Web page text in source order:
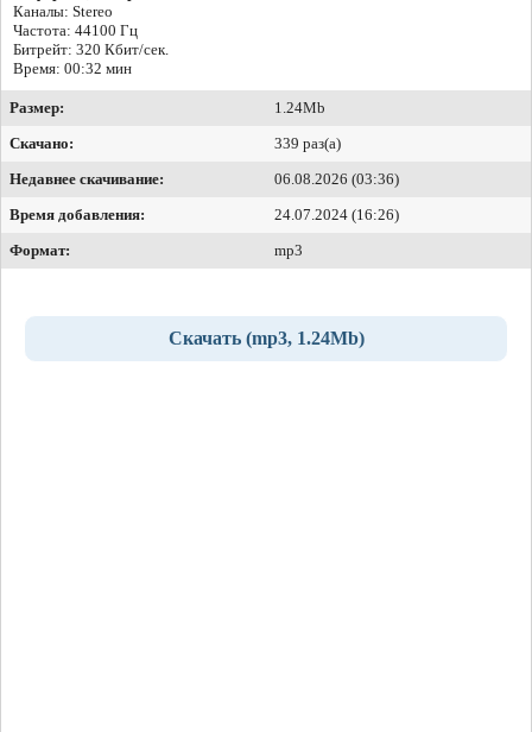
Каналы: Stereo
Частота: 44100 Гц
Битрейт: 320 Кбит/сек.
Время: 00:32 мин
Размер:
1.24Mb
Скачано:
339 раз(а)
Недавнее скачивание:
06.08.2026 (03:36)
Время добавления:
24.07.2024 (16:26)
Формат:
mp3
Скачать (mp3, 1.24Mb)